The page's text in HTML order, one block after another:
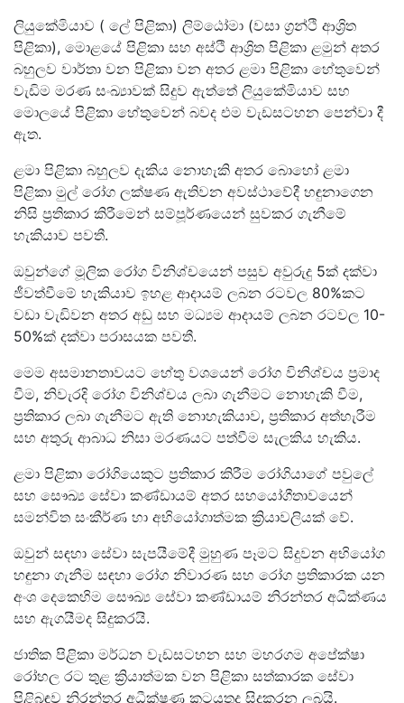
ලියුකේමියාව ( ලේ පිළිකා) ලිම්ඨෝමා (වසා ග්‍රන්ථි ආශ්‍රිත
පිළිකා), මොළයේ පිළිකා සහ අස්ථි ආශ්‍රිත පිළිකා ළමුන් අතර
බහුලව වාර්තා වන පිළිකා වන අතර ළමා පිළිකා හේතුවෙන්
වැඩිම මරණ සංඛ්‍යාවක් සිදුව ඇත්තේ ලියුකේමියාව සහ
මොලයේ පිළිකා හේතුවෙන් බවද එම වැඩසටහන පෙන්වා දී
ඇත.
ළමා පිළිකා බහුලව දැකිය නොහැකි අතර බොහෝ ළමා
පිළිකා මුල් රෝග ලක්ෂණ ඇතිවන අවස්ථාවේදී හඳුනාගෙන
නිසි ප්‍රතිකාර කිරීමෙන් සම්පූර්ණයෙන් සුවකර ගැනීමේ
හැකියාව පවතී.
ඔවුන්ගේ මූලික රෝග විනිශ්චයෙන් පසුව අවුරුදු 5ක් දක්වා
ජීවත්වීමේ හැකියාව ඉහළ ආදායම් ලබන රටවල 80%කට
වඩා වැඩිවන අතර අඩු සහ මධ්‍යම ආදායම් ලබන රටවල 10-
50%ක් දක්වා පරාසයක පවතී.
මෙම අසමානතාවයට හේතු වශයෙන් රෝග විනිශ්චය ප්‍රමාද
වීම, නිවැරදි රෝග විනිශ්චය ලබා ගැනීමට නොහැකි වීම,
ප්‍රතිකාර ලබා ගැනීමට ඇති නොහැකියාව, ප්‍රතිකාර අත්හැරීම
සහ අතුරු ආබාධ නිසා මරණයට පත්වීම සැලකිය හැකිය.
ළමා පිළිකා රෝගියෙකුට ප්‍රතිකාර කිරීම රෝගියාගේ පවුලේ
සහ සෞඛ්‍ය සේවා කණ්ඩායම් අතර සහයෝගීතාවයෙන්
සමන්විත සංකීර්ණ හා අභියෝගාත්මක ක්‍රියාවලියක් වේ.
ඔවුන් සඳහා සේවා සැපයීමේදී මුහුණ පෑමට සිදුවන අභියෝග
හඳුනා ගැනීම සඳහා රෝග නිවාරණ සහ රෝග ප්‍රතිකාරක යන
අංශ දෙකෙහිම සෞඛ්‍ය සේවා කණ්ඩායම් නිරන්තර අධීක්ණය
සහ ඇගයීමද සිදුකරයි.
ජාතික පිළිකා මර්ධන වැඩසටහන සහ මහරගම අපේක්ෂා
රෝහල රට තුළ ක්‍රියාත්මක වන පිළිකා සත්කාරක සේවා
පිළිබඳව නිරන්තර අධීක්ෂණ කටයුතුද සිදුකරන ලබයි.